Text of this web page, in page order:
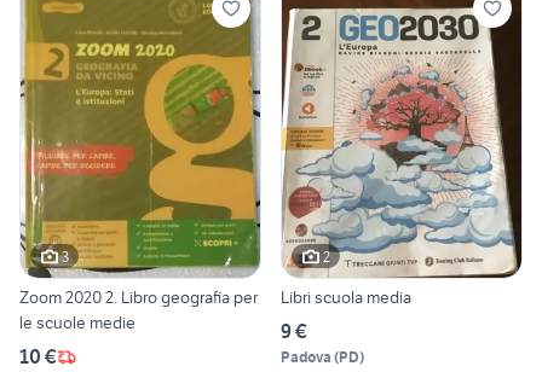
3
Zoom 2020 2. Libro geografia per
le scuole medie
10 €
2
Libri scuola media
9 €
Padova (PD)